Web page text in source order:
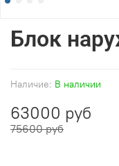
Наличие: В наличии
Блок
63000 руб
75600 руб